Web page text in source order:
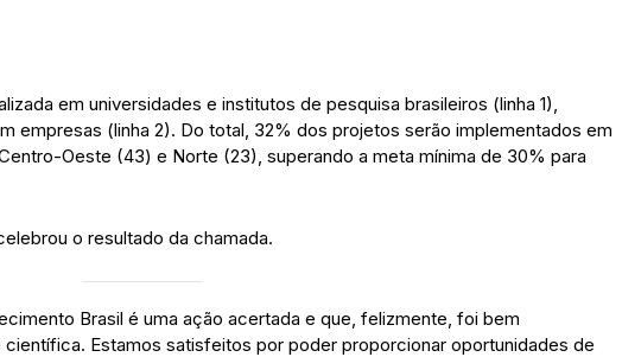
em universidades e institutos de pesquisa brasileiros (linha 1),
empresas (linha 2). Do total, 32% dos projetos serão implementados em
Oeste (43) e Norte (23), superando a meta mínima de 30% para
o resultado da chamada.
Brasil é uma ação acertada e que, felizmente, foi bem
Estamos satisfeitos por poder proporcionar oportunidades de